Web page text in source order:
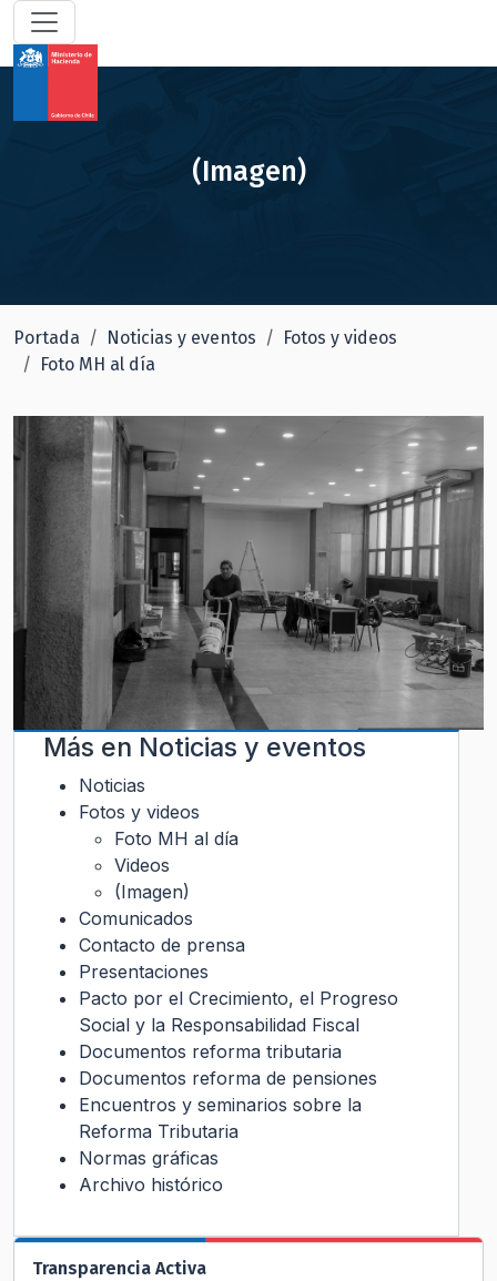
(Imagen)
Portada Noticias y eventos
Fotos y videos
Foto MH al día
Más en Noticias y eventos
Noticias
Fotos y videos
Foto MH al día
Videos
(Imagen)
Comunicados
Contacto de prensa
Presentaciones
Pacto por el Crecimiento, el Progreso
Social y la Responsabilidad Fiscal
Documentos reforma tributaria
Documentos reforma de pensiones
Encuentros y seminarios sobre la
Reforma Tributaria
Normas gráficas
Archivo histórico
Transparencia Activa